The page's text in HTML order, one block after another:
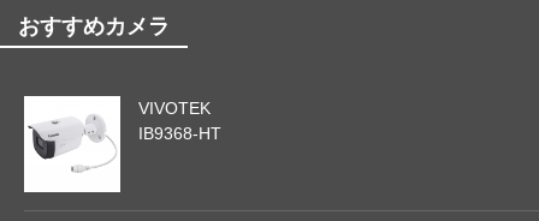
おすすめカメラ
VIVOTEK
IB9368-HT